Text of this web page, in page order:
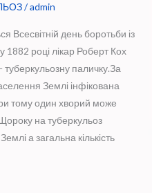
/admin
Всесвітній день боротьби із
році лікар Роберт Кох
туберкульозну паличку.За
Землі інфікована
тому один хворий може
на туберкульоз
а загальна кількість